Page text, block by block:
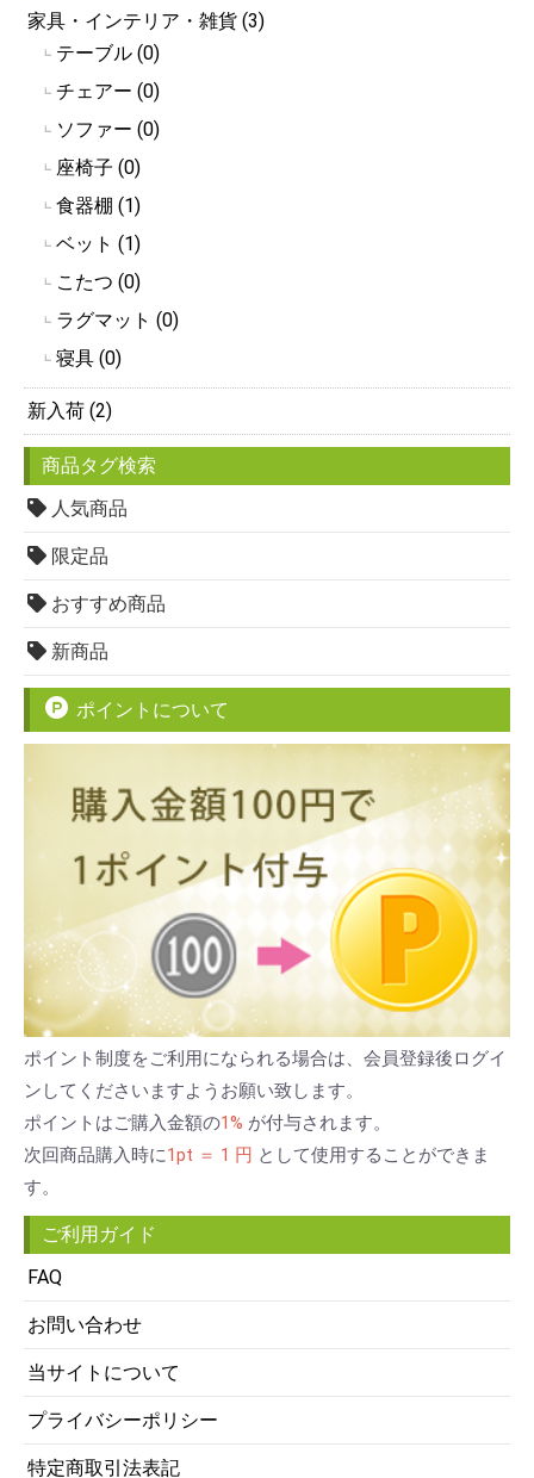
家具・インテリア・雑貨 (3)
┗ テーブル (0)
┗ チェアー (0)
┗ ソファー (0)
┗ 座椅子 (0)
┗ 食器棚 (1)
┗ ベット (1)
┗ こたつ (0)
┗ ラグマット (0)
┗ 寝具 (0)
新入荷 (2)
商品タグ検索
人気商品
限定品
おすすめ商品
新商品
ポイントについて
ポイント制度をご利用になられる場合は、会員登録後ログイ
ンしてくださいますようお願い致します。
ポイントはご購入金額の1% が付与されます。
次回商品購入時に1pt ＝ 1 円 として使用することができま
す。
ご利用ガイド
FAQ
お問い合わせ
当サイトについて
プライバシーポリシー
特定商取引法表記